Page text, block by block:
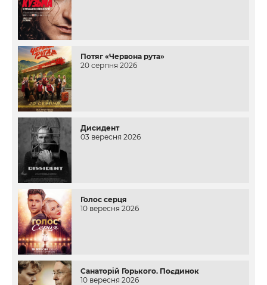
Потяг «Червона рута»
20 серпня 2026
Дисидент
03 вересня 2026
Голос серця
10 вересня 2026
Санаторій Горького. Поєдинок
10 вересня 2026